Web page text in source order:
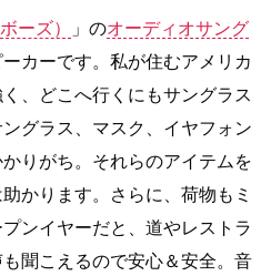
ーズ） 」のオーディオサング
カーです。私が住むアメリカ
、どこへ行くにもサングラス
グラス、マスク、イヤフォン
りがち。それらのアイテムを
かります。さらに、荷物もミ
ンイヤーだと、道やレストラ
聞こえるので安心＆安全。音